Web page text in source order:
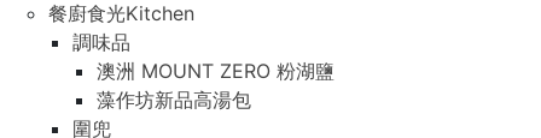
餐廚食光Kitchen
調味品
澳洲 MOUNT ZERO 粉湖鹽
藻作坊新品高湯包
圍兜